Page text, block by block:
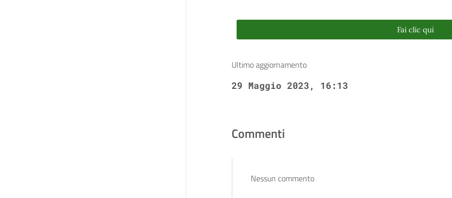
Fai clic qui
Ultimo aggiornamento
29 Maggio 2023, 16:13
Commenti
Nessun commento